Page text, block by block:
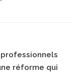
professionnels
réforme qui